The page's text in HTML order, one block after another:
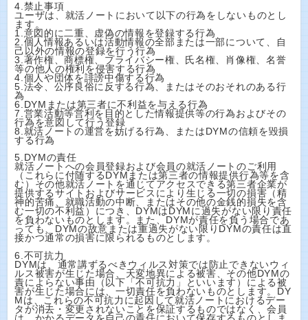
4.禁止事項
ユーザは、就活ノートにおいて以下の行為をしないものとし
ます。
1.意図的に二重、虚偽の情報を登録する行為
2.個人情報あるいは活動情報の全部または一部について、自
己以外の情報の登録を行う行為
3.著作権、商標権、プライバシー権、氏名権、肖像権、名誉
等の他人の権利を侵害する行為
4.個人や団体を誹謗中傷する行為
5.法令、公序良俗に反する行為、またはそのおそれのある行
為
6.DYMまたは第三者に不利益を与える行為
7.営業活動等営利を目的とした情報提供等の行為およびその
行為を意図して行う登録
8.就活ノートの運営を妨げる行為、またはDYMの信頼を毀損
する行為
5.DYMの責任
就活ノートへの会員登録および会員の就活ノートのご利用
（これらに付随するDYMまたは第三者の情報提供行為等を含
む）その他就活ノートを通じてアクセスできる第三者企業が
提供するサイトおよびサービスにより生じる一切の損害（精
神的苦痛、就職活動の中断、またはその他の金銭的損失を含
む一切の不利益）につき、DYMはDYMに過失がない限り責任
を負わないものとします。また、DYMが責任を負う場合であ
っても、DYMの故意または重過失がない限りDYMの責任は直
接かつ通常の損害に限られるものとします。
6.不可抗力
DYMは、通常講ずるべきウィルス対策では防止できないウィ
ルス被害が生じた場合、天変地異による被害、その他DYMの
責によらない事由（以下「不可抗力」といいます）による被
害が生じた場合には、一切責任を負わないものとします。DY
Mは、これらの不可抗力に起因して就活ノートにおけるデー
タが消去・変更されないことを保証するものではなく、会員
は、かかるデータを自己の責任において保存するものとしま